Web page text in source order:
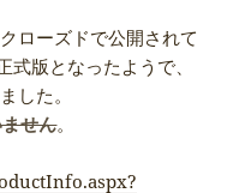
ローズドで公開されて
版となったようで、
した。
せん。